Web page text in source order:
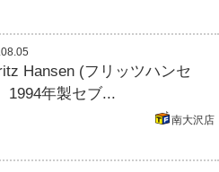
Hansen (フリッツハンセ
1994年製セブ...
南大沢店